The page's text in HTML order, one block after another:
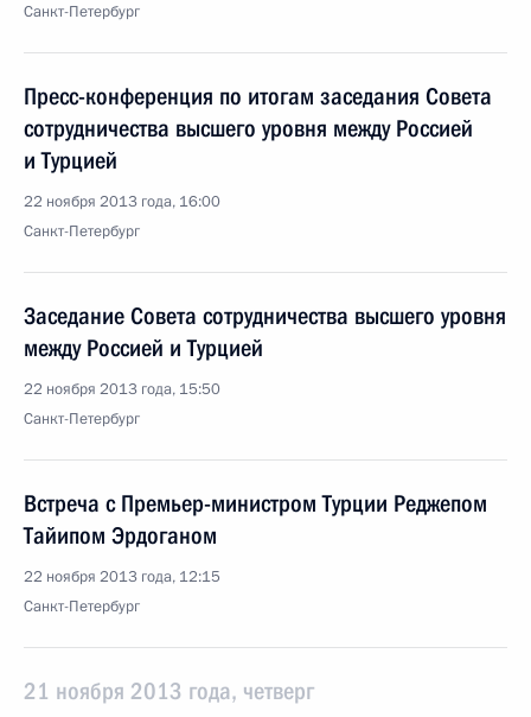
Санкт-Петербург
Пресс-конференция по итогам заседания Совета
сотрудничества высшего уровня между Россией
и Турцией
22 ноября 2013 года, 16:00
Санкт-Петербург
Заседание Совета сотрудничества высшего уровня
между Россией и Турцией
22 ноября 2013 года, 15:50
Санкт-Петербург
Встреча c Премьер-министром Турции Реджепом
Тайипом Эрдоганом
22 ноября 2013 года, 12:15
Санкт-Петербург
21 ноября 2013 года, четверг